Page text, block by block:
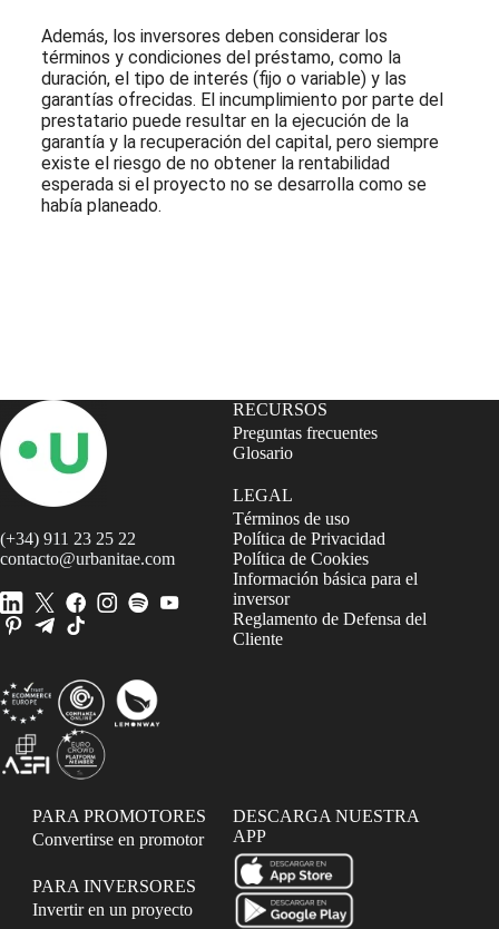
Además, los inversores deben considerar los
términos y condiciones del préstamo, como la
duración, el tipo de interés (fijo o variable) y las
garantías ofrecidas. El incumplimiento por parte del
prestatario puede resultar en la ejecución de la
garantía y la recuperación del capital, pero siempre
existe el riesgo de no obtener la rentabilidad
esperada si el proyecto no se desarrolla como se
había planeado.
(+34) 911 23 25 22
contacto@urbanitae.com
RECURSOS
Preguntas frecuentes
Glosario
LEGAL
Términos de uso
Política de Privacidad
Política de Cookies
Información básica para el
inversor
Reglamento de Defensa del
Cliente
PARA PROMOTORES
Convertirse en promotor
PARA INVERSORES
Invertir en un proyecto
DESCARGA NUESTRA
APP